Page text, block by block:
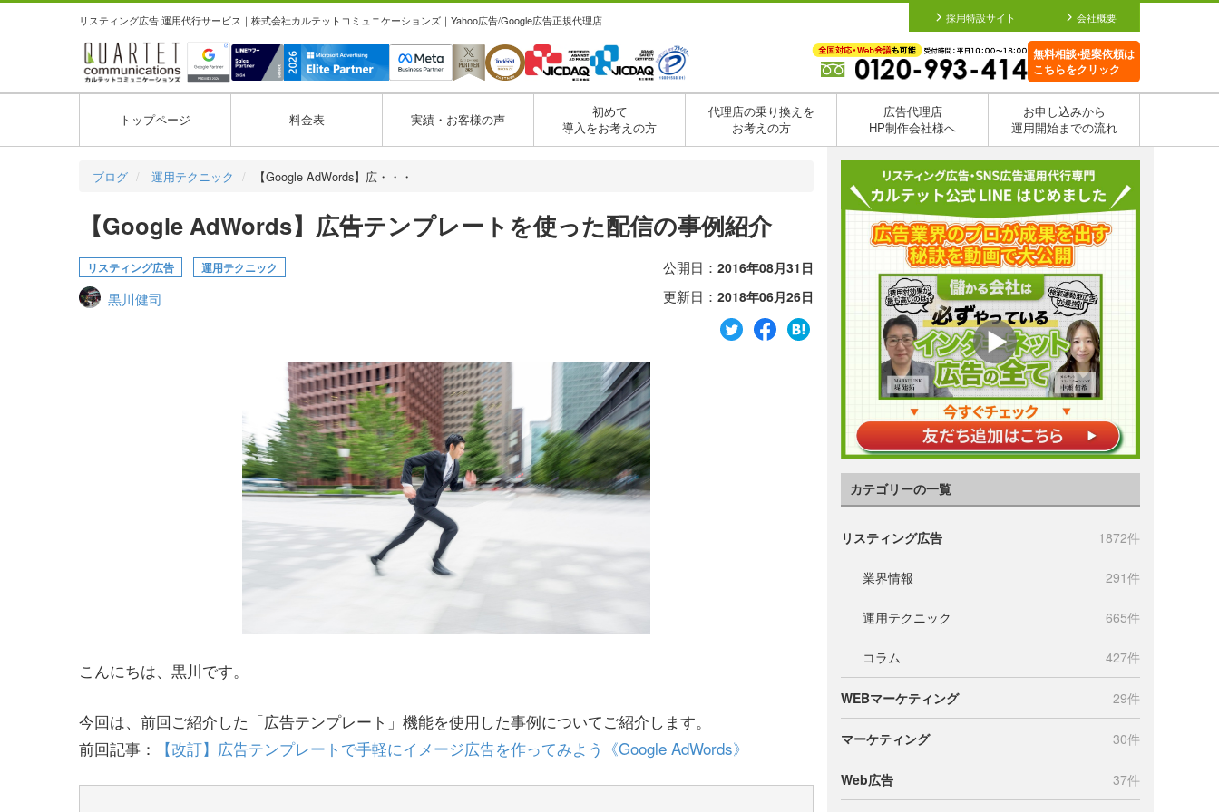
リスティング広告 運用代行サービス｜株式会社カルテットコミュニケーションズ｜Yahoo広告/Google広告正規代理店 採用特設サイト 会社概要
無料相談•提案依頼は
こちらをクリック
トップページ 料金表 実績・お客様の声
初めて
導入をお考えの方
代理店の乗り換えを
お考えの方
広告代理店
HP制作会社様へ
お申し込みから
運用開始までの流れ
ブログ 運用テクニック 【Google AdWords】広・・・
【Google AdWords】広告テンプレートを使った配信の事例紹介
リスティング広告 運用テクニック
黒川健司
公開日： 2016年08月31日
更新日： 2018年06月26日
こんにちは、黒川です。
今回は、前回ご紹介した「広告テンプレート」機能を使用した事例についてご紹介します。
前回記事：
【改訂】広告テンプレートで手軽にイメージ広告を作ってみよう《Google AdWords》
カテゴリーの一覧
リスティング広告 1872件
業界情報 291件
運用テクニック 665件
コラム 427件
WEBマーケティング 29件
マーケティング 30件
Web広告 37件